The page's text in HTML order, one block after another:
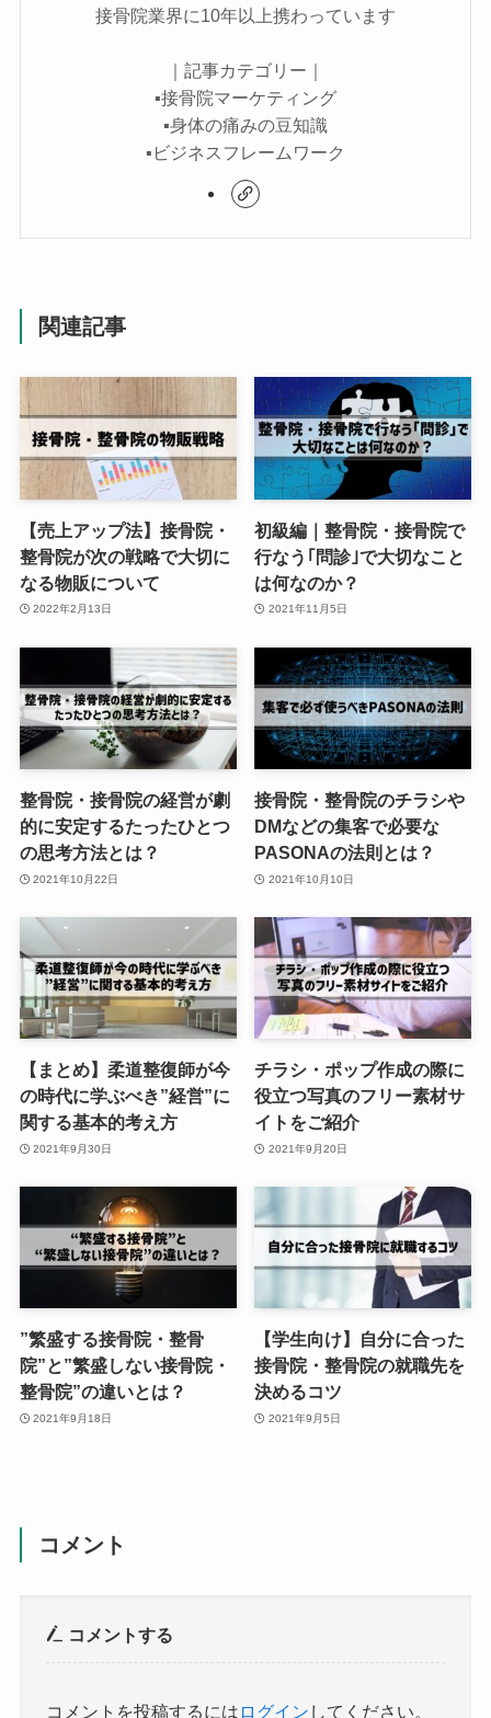
接骨院業界に10年以上携わっています
｜記事カテゴリー｜
▪接骨院マーケティング
▪身体の痛みの豆知識
▪ビジネスフレームワーク
関連記事
【売上アップ法】接骨院・
整骨院が次の戦略で大切に
なる物販について
2022年2月13日
初級編｜整骨院・接骨院で
行なう｢問診｣で大切なこと
は何なのか？
2021年11月5日
整骨院・接骨院の経営が劇
的に安定するたったひとつ
の思考方法とは？
2021年10月22日
接骨院・整骨院のチラシや
DMなどの集客で必要な
PASONAの法則とは？
2021年10月10日
【まとめ】柔道整復師が今
の時代に学ぶべき”経営”に
関する基本的考え方
2021年9月30日
チラシ・ポップ作成の際に
役立つ写真のフリー素材サ
イトをご紹介
2021年9月20日
”繁盛する接骨院・整骨
院”と”繁盛しない接骨院・
整骨院”の違いとは？
2021年9月18日
【学生向け】自分に合った
接骨院・整骨院の就職先を
決めるコツ
2021年9月5日
コメント
コメントする
コメントを投稿するには ログイン してください。